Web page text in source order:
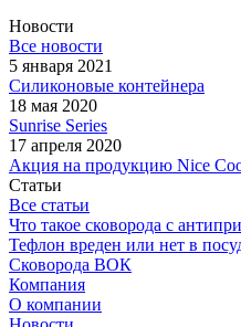
Новости
Все новости
5 января 2021
Силиконовые контейнера
18 мая 2020
Sunrise Series
17 апреля 2020
Акция на продукцию Nice
Статьи
Все статьи
Что такое сковорода с
Тефлон вреден или нет в
Сковорода ВОК
Компания
О компании